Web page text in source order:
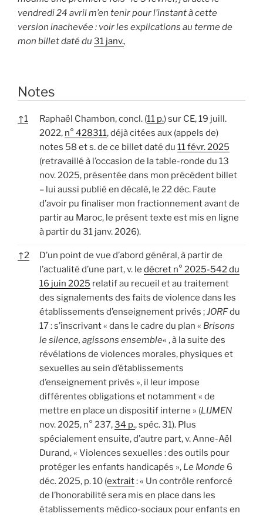
vendredi 24 avril m’en tenir pour l’instant à cette
version inachevée : voir les explications au terme de
mon billet daté du 31 janv.,
Notes
↑1 Raphaël Chambon, concl. (11 p.) sur CE, 19 juill.
2022, n° 428311, déjà citées aux (appels de)
notes 58 et s. de ce billet daté du 11 févr. 2025
(retravaillé à l’occasion de la table-ronde du 13
nov. 2025, présentée dans mon précédent billet
– lui aussi publié en décalé, le 22 déc. Faute
d’avoir pu finaliser mon fractionnement avant de
partir au Maroc, le présent texte est mis en ligne
à partir du 31 janv. 2026).
↑2
D’un point de vue d’abord général, à partir de
l’actualité d’une part, v. le décret n° 2025-542 du
16 juin 2025 relatif au recueil et au traitement
des signalements des faits de violence dans les
établissements d’enseignement privés ;JORFdu
17 : s’inscrivant « dans le cadre du plan « Brisons
le silence, agissons ensemble« , à la suite des
révélations de violences morales, physiques et
sexuelles au sein d’établissements
d’enseignement privés », il leur impose
différentes obligations et notamment « de
mettre en place un dispositif interne » (LIJMEN
nov. 2025, n° 237,34 p., spéc. 31). Plus
spécialement ensuite, d’autre part, v. Anne-Aël
Durand, « Violences sexuelles : des outils pour
protéger les enfants handicapés », Le Monde 6
déc. 2025, p. 10 (extrait: « Un contrôle renforcé
de l’honorabilité sera mis en place dans les
établissements médico-sociaux pour enfants en